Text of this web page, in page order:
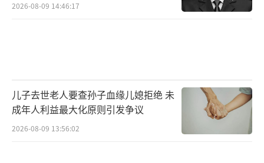
2026-08-09 14:46:17
儿子去世老人要查孙子血缘儿媳拒绝 未
成年人利益最大化原则引发争议
2026-08-09 13:56:02